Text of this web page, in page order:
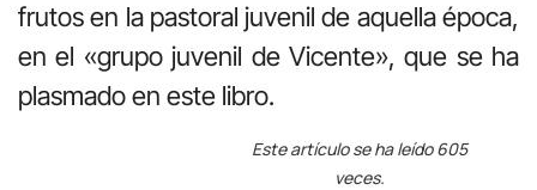
frutos en la pastoral juvenil de aquella época,
en el «grupo juvenil de Vicente», que se ha
plasmado en este libro.
Este artículo se ha leído 605
veces.